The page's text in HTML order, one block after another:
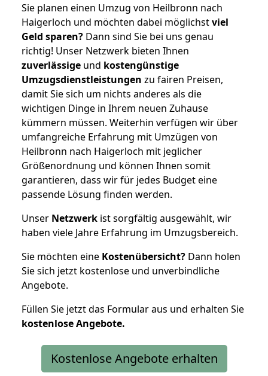
Sie planen einen Umzug von Heilbronn nach
Haigerloch und möchten dabei möglichstviel
Geld sparen? Dann sind Sie bei uns genau
richtig! Unser Netzwerk bieten Ihnen
zuverlässige und kostengünstige
Umzugsdienstleistungen zu fairen Preisen,
damit Sie sich um nichts anderes als die
wichtigen Dinge in Ihrem neuen Zuhause
kümmern müssen. Weiterhin verfügen wir über
umfangreiche Erfahrung mit Umzügen von
Heilbronn nach Haigerloch mit jeglicher
Größenordnung und können Ihnen somit
garantieren, dass wir für jedes Budget eine
passende Lösung finden werden.
Unser Netzwerk ist sorgfältig ausgewählt, wir
haben viele Jahre Erfahrung im Umzugsbereich.
Sie möchten eine Kostenübersicht? Dann holen
Sie sich jetzt kostenlose und unverbindliche
Angebote.
Füllen Sie jetzt das Formular aus und erhalten Sie
kostenloseAngebote.
Kostenlose Angebote erhalten